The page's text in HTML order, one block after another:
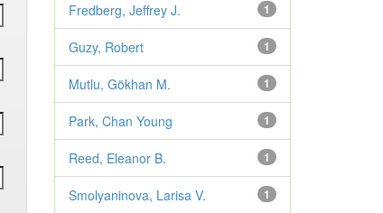
1
Fredberg, Jeffrey J.
1
Guzy, Robert
1
Mutlu, Gökhan M.
1
Park, Chan Young
1
Reed, Eleanor B.
1
Smolyaninova, Larisa V.